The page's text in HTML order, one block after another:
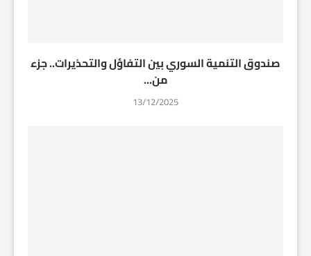
صندوق التنمية السوري بين التفاؤل والتحذيرات.. جزء
من...
13/12/2025